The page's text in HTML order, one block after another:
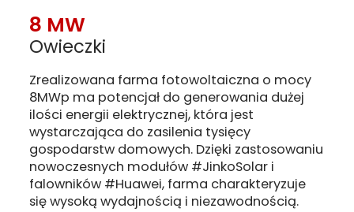
8 MW
Owieczki
Zrealizowana farma fotowoltaiczna o mocy
8MWp ma potencjał do generowania dużej
ilości energii elektrycznej, która jest
wystarczająca do zasilenia tysięcy
gospodarstw domowych. Dzięki zastosowaniu
nowoczesnych modułów #JinkoSolar i
falowników #Huawei, farma charakteryzuje
się wysoką wydajnością i niezawodnością.